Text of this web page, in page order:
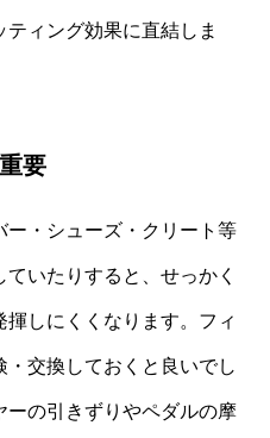
ィング効果に直結しま
要
・シューズ・クリート等
いたりすると、せっかく
しにくくなります。フィ
交換しておくと良いでし
ーの引きずりやペダルの摩